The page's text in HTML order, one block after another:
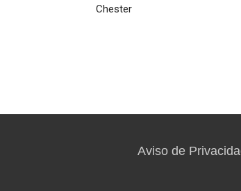
Chester
Aviso de